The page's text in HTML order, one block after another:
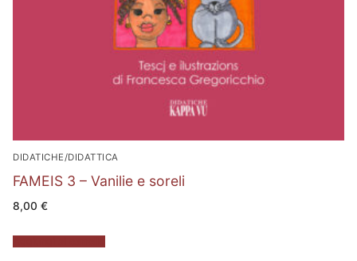
DIDATICHE/DIDATTICA
FAMEIS 3 – Vanilie e soreli
8,00 €